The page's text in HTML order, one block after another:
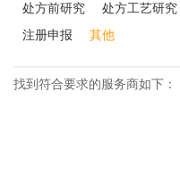
处方前研究 处方工艺研究
注册申报
其他
找到符合要求的服务商如下：